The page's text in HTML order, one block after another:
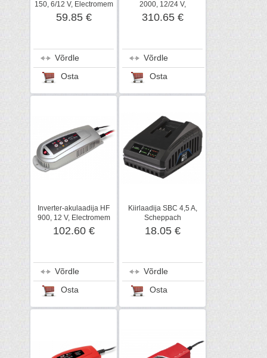
150, 6/12 V, Electromem
59.85 €
Võrdle
Osta
2000, 12/24 V,
Electromem
310.65 €
Võrdle
Osta
Inverter-akulaadija HF
900, 12 V, Electromem
102.60 €
Võrdle
Osta
Kiirlaadija SBC 4,5 A,
Scheppach
18.05 €
Võrdle
Osta